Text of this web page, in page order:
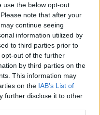
use the below opt-out
note that after your
continue seeing
information utilized by
to third parties prior to
out of the further
by third parties on the
This information may
on the IAB’s List of
further disclose it to other